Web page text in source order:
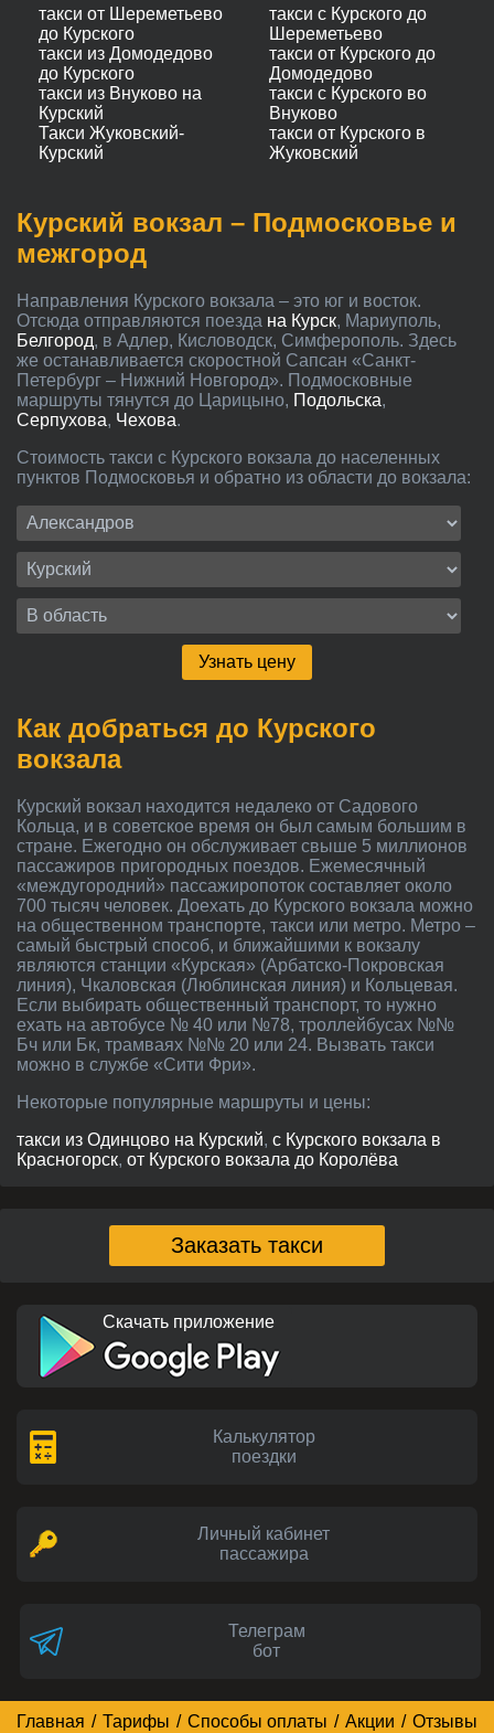
такси от Шереметьево
до Курского
такси из Домодедово
до Курского
такси из Внуково на
Курский
Такси Жуковский-
Курский
такси с Курского до
Шереметьево
такси от Курского до
Домодедово
такси с Курского во
Внуково
такси от Курского в
Жуковский
Курский вокзал – Подмосковье и
межгород
Направления Курского вокзала – это юг и восток.
Отсюда отправляются поезда на Курск, Мариуполь,
Белгород, в Адлер, Кисловодск, Симферополь. Здесь
же останавливается скоростной Сапсан «Санкт-
Петербург – Нижний Новгород». Подмосковные
маршруты тянутся до Царицыно, Подольска,
Серпухова, Чехова.
Стоимость такси с Курского вокзала до населенных
пунктов Подмосковья и обратно из области до вокзала:
Узнать цену
Как добраться до Курского
вокзала
Курский вокзал находится недалеко от Садового
Кольца, и в советское время он был самым большим в
стране. Ежегодно он обслуживает свыше 5 миллионов
пассажиров пригородных поездов. Ежемесячный
«междугородний» пассажиропоток составляет около
700 тысяч человек. Доехать до Курского вокзала можно
на общественном транспорте, такси или метро. Метро –
самый быстрый способ, и ближайшими к вокзалу
являются станции «Курская» (Арбатско-Покровская
линия), Чкаловская (Люблинская линия) и Кольцевая.
Если выбирать общественный транспорт, то нужно
ехать на автобусе № 40 или №78, троллейбусах №№
Бч или Бк, трамваях №№ 20 или 24. Вызвать такси
можно в службе «Сити Фри».
Некоторые популярные маршруты и цены:
такси из Одинцово на Курский, с Курского вокзала в
Красногорск, от Курского вокзала до Королёва
Заказать такси
Скачать приложение
Калькулятор
поездки
Личный кабинет
пассажира
Телеграм
бот
Главная / Тарифы / Способы оплаты / Акции / Отзывы